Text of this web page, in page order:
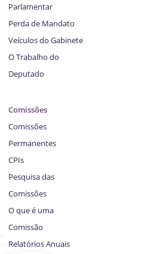
Parlamentar
Perda de Mandato
Veículos do Gabinete
O Trabalho do
Deputado
Comissões
Comissões
Permanentes
CPIs
Pesquisa das
Comissões
O que é uma
Comissão
Relatórios Anuais